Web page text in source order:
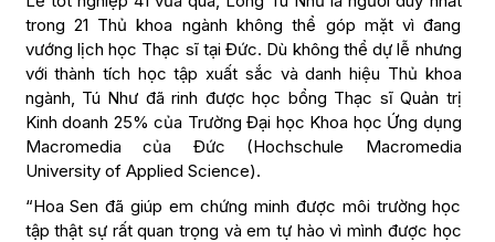
trong 21 Thủ khoa ngành không thể góp mặt vì đang
vướng lịch học Thạc sĩ tại Đức. Dù không thể dự lễ nhưng
với thành tích học tập xuất sắc và danh hiệu Thủ khoa
ngành, Tú Như đã rinh được học bổng Thạc sĩ Quản trị
Kinh doanh 25% của Trường Đại học Khoa học Ứng dụng
Macromedia của Đức (Hochschule Macromedia
University of Applied Science).
“Hoa Sen đã giúp em chứng minh được môi trường học
tập thật sự rất quan trọng và em tự hào vì mình được học